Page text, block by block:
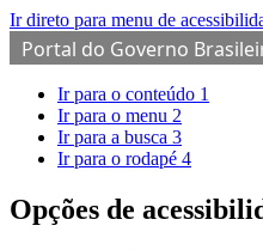
Ir direto para menu de
Portal do Governo
Ir para o conteúdo 1
Ir para o menu 2
Ir para a busca 3
Ir para o rodapé 4
Opções de